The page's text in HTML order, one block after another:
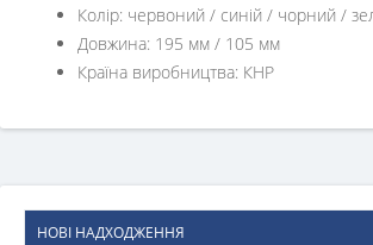
Колір: червоний / синій / чорний /
Довжина: 195 мм / 105 мм
Країна виробництва: КНР
НОВІ НАДХОДЖЕННЯ